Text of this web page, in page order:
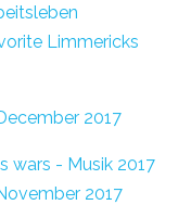
Limmericks
2017
wars - Musik 2017
2017